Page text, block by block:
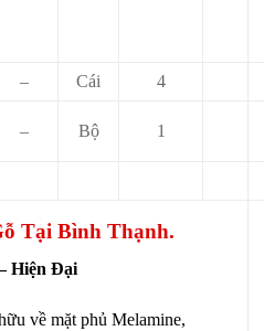
– Cái 4
– Bộ 1
Tại Bình Thạnh.
Hiện Đại
về mặt phủ Melamine,